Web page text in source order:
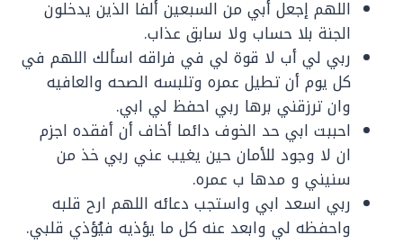
اللهم إجعل أبي من السبعين ألفا الذين يدخلون
الجنة بلا حساب ولا سابق عذاب.
ربي لي أب لا قوة لي في فراقه اسألك اللهم في
كل يوم أن تطيل عمره وتلبسه الصحه والعافيه
وان ترزقني برها ربي احفظ لي ابي.
احببت ابي حد الخوف دائما أخاف أن أفقده اجزم
ان لا وجود للأمان حين يغيب عني ربي خذ من
سنيني و مدها ب عمره.
ربي اسعد ابي واستجب دعائه اللهم ارح قلبه
واحفظه لي وابعد عنه كل ما يؤذيه فيُؤذي قلبي.